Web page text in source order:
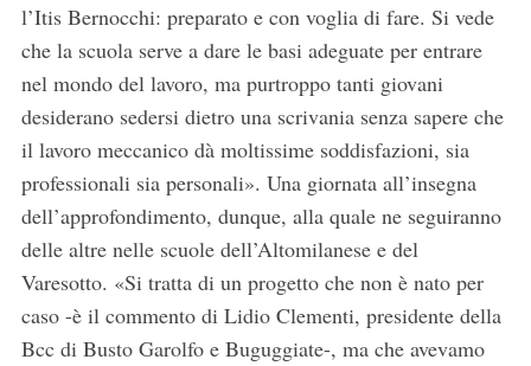
l’Itis Bernocchi: preparato e con voglia di fare. Si vede
che la scuola serve a dare le basi adeguate per entrare
nel mondo del lavoro, ma purtroppo tanti giovani
desiderano sedersi dietro una scrivania senza sapere che
il lavoro meccanico dà moltissime soddisfazioni, sia
professionali sia personali». Una giornata all’insegna
dell’approfondimento, dunque, alla quale ne seguiranno
delle altre nelle scuole dell’Altomilanese e del
Varesotto. «Si tratta di un progetto che non è nato per
caso -è il commento di Lidio Clementi, presidente della
Bcc di Busto Garolfo e Buguggiate-, ma che avevamo